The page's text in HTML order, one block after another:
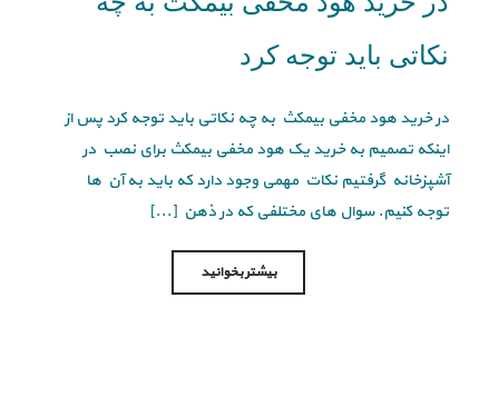
نکاتی باید توجه کرد
در خرید هود مخفی بیمکث به چه نکاتی باید توجه کرد پس از
اینکه تصمیم به خرید یک هود مخفی بیمکث برای نصب در
آشپزخانه گرفتیم نکات مهمی وجود دارد که باید به آن ها
توجه کنیم. سوال های مختلفی که در ذهن [...]
بیشتر بخوانید